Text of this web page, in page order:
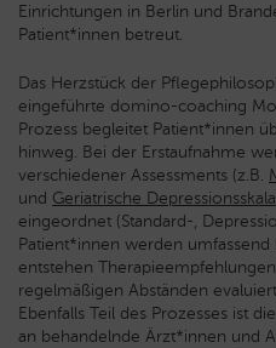
Einrichtungen in Berlin und
Patient*innen betreut.
Das Herzstück der
eingeführte domino-coaching
Prozess begleitet Patient*innen
hinweg. Bei der Erstaufnahme
verschiedener Assessments (z.B.
und Geriatrische Depressionsskala
eingeordnet (Standard-,
Patient*innen werden umfassend
entstehen
regelmäßigen Abständen
Ebenfalls Teil des Prozesses ist
an behandelnde Ärzt*innen und